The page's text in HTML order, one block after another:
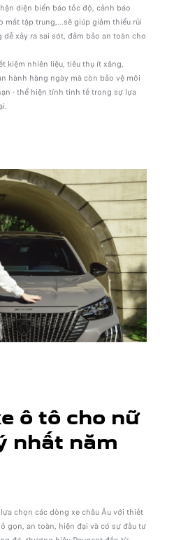
diện biển báo tốc độ, cảnh báo
mất tập trung,...sẽ giúp giảm thiểu rủi
xảy ra sai sót, đảm bảo an toàn cho
kiệm nhiên liệu, tiêu thụ ít xăng,
hành hàng ngày mà còn bảo vệ môi
- thể hiện tính tinh tế trong sự lựa
ô tô cho nữ
nhất năm
chọn các dòng xe châu Âu với thiết
gọn, an toàn, hiện đại và có sự đầu tư